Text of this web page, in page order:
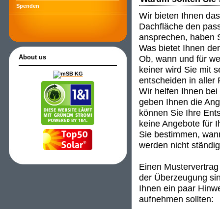
Spenden
About us
Wir bieten Ihnen
Dachfläche den
ansprechen, haben
Was bietet Ihnen
Ob, wann und für
keiner wird Sie mit
entscheiden in aller
Wir helfen Ihnen
geben Ihnen die
können Sie Ihre
keine Angebote für
Sie bestimmen,
werden nicht
Einen
der Überzeugung
Ihnen ein paar
aufnehmen sollten: